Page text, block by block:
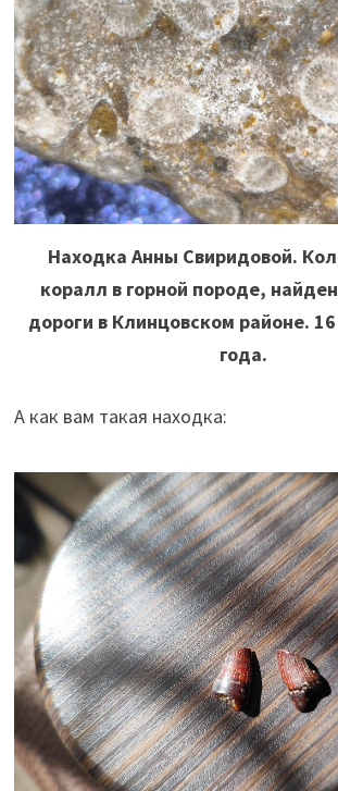
Находка Анны Свиридовой.
коралл в горной породе,
дороги в Клинцовском районе.
года.
А как вам такая находка: